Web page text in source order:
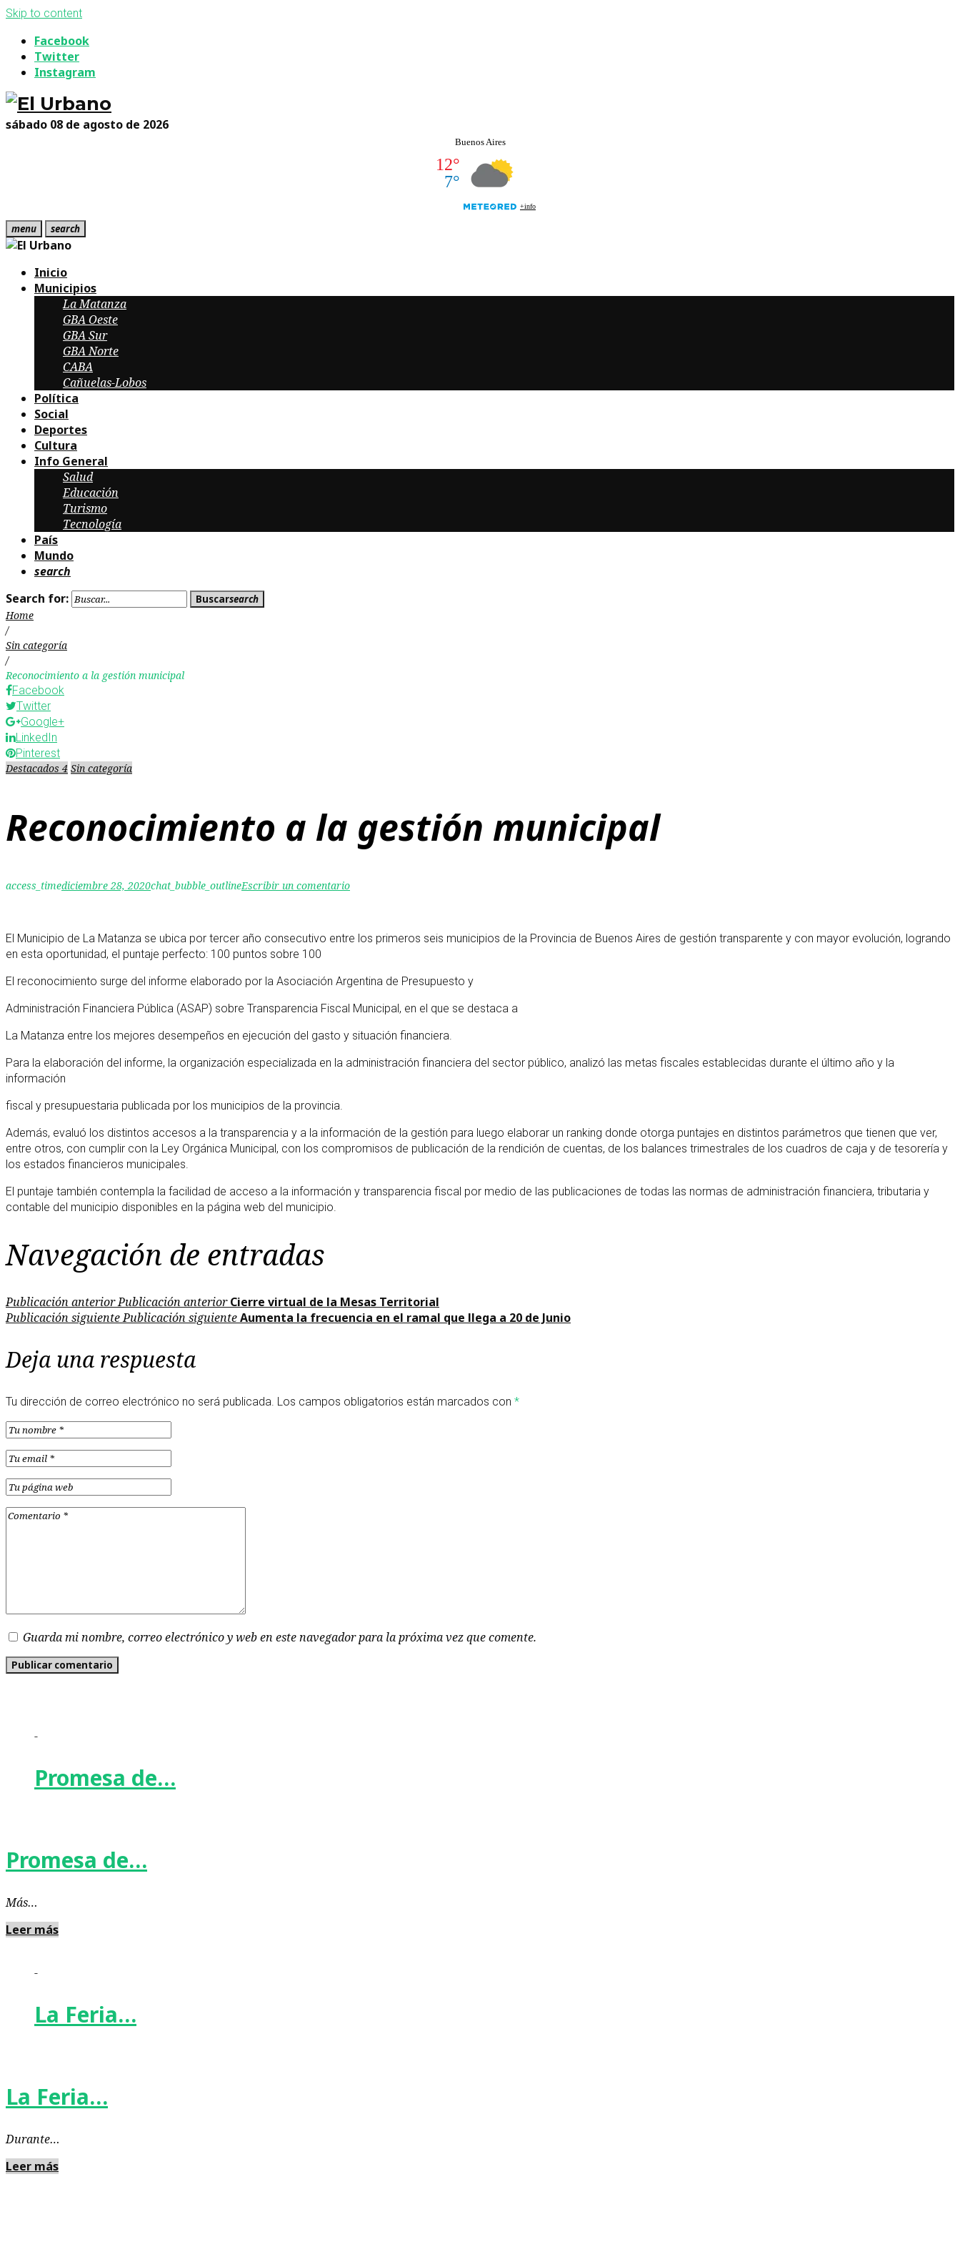
Skip to content
Facebook
Twitter
Instagram
sábado 08 de agosto de 2026
menu search
Inicio
Municipios
La Matanza
GBA Oeste
GBA Sur
GBA Norte
CABA
Cañuelas-Lobos
Política
Social
Deportes
Cultura
Info General
Salud
Educación
Turismo
Tecnología
País
Mundo
search
Search for:
Buscarsearch
Home
/
Sin categoría
/
Reconocimiento a la gestión municipal
Facebook
Twitter
Google+
LinkedIn
Pinterest
Destacados 4 Sin categoría
Reconocimiento a la gestión municipal
access_timediciembre 28, 2020chat_bubble_outlineEscribir un comentario
El Municipio de La Matanza se ubica por tercer año consecutivo entre los primeros seis municipios de la Provincia de Buenos Aires de gestión transparente y con mayor evolución, logrando
en esta oportunidad, el puntaje perfecto: 100 puntos sobre 100
El reconocimiento surge del informe elaborado por la Asociación Argentina de Presupuesto y
Administración Financiera Pública (ASAP) sobre Transparencia Fiscal Municipal, en el que se destaca a
La Matanza entre los mejores desempeños en ejecución del gasto y situación financiera.
Para la elaboración del informe, la organización especializada en la administración financiera del sector público, analizó las metas fiscales establecidas durante el último año y la
información
fiscal y presupuestaria publicada por los municipios de la provincia.
Además, evaluó los distintos accesos a la transparencia y a la información de la gestión para luego elaborar un ranking donde otorga puntajes en distintos parámetros que tienen que ver,
entre otros, con cumplir con la Ley Orgánica Municipal, con los compromisos de publicación de la rendición de cuentas, de los balances trimestrales de los cuadros de caja y de tesorería y
los estados financieros municipales.
El puntaje también contempla la facilidad de acceso a la información y transparencia fiscal por medio de las publicaciones de todas las normas de administración financiera, tributaria y
contable del municipio disponibles en la página web del municipio.
Navegación de entradas
Publicación anteriorPublicación anterior Cierre virtual de la Mesas Territorial
Publicación siguientePublicación siguienteAumenta la frecuencia en el ramal que llega a 20 de Junio
Deja una respuesta
Tu dirección de correo electrónico no será publicada. Los campos obligatorios están marcados con *
Guarda mi nombre, correo electrónico y web en este navegador para la próxima vez que comente.
-
Promesa de…
Promesa de…
Más…
Leer más
-
La Feria…
La Feria…
Durante…
Leer más